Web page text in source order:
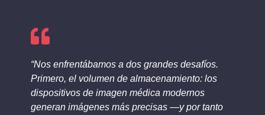

“Nos enfrentábamos a dos grandes desafíos.
Primero, el volumen de almacenamiento: los
dispositivos de imagen médica modernos
generan imágenes más precisas —y por tanto